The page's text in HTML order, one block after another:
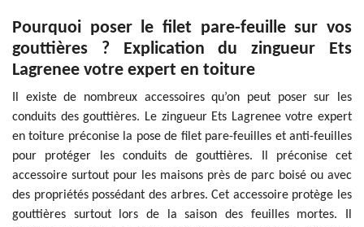
Pourquoi poser le filet pare-feuille sur vos
gouttières ? Explication du zingueur Ets
Lagrenee votre expert en toiture
Il existe de nombreux accessoires qu’on peut poser sur les
conduits des gouttières. Le zingueur Ets Lagrenee votre expert
en toiture préconise la pose de filet pare-feuilles et anti-feuilles
pour protéger les conduits de gouttières. Il préconise cet
accessoire surtout pour les maisons près de parc boisé ou avec
des propriétés possédant des arbres. Cet accessoire protège les
gouttières surtout lors de la saison des feuilles mortes. Il